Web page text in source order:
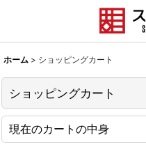
ホーム > ショッピングカート
ショッピングカート
現在のカートの中身